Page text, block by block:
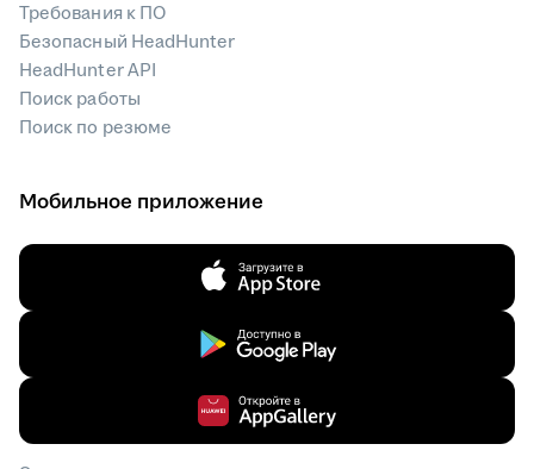
Требования к ПО
Безопасный HeadHunter
HeadHunter API
Поиск работы
Поиск по резюме
Мобильное приложение